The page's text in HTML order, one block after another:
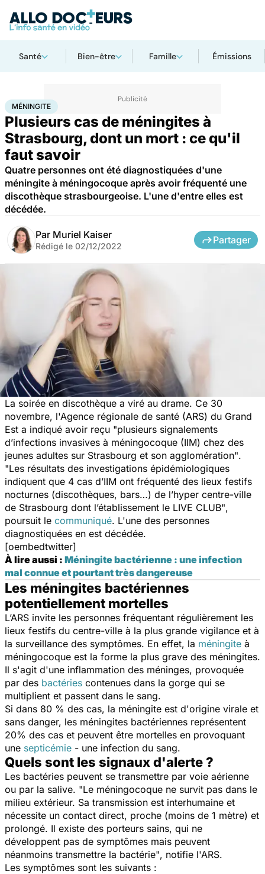
Santé Bien-être Famille Émissions
AccueilSanté Maladies Maladies infectieuses
MÉNINGITE
Plusieurs cas de méningites à
Strasbourg, dont un mort : ce qu'il
faut savoir
Quatre personnes ont été diagnostiquées d'une
méningite à méningocoque après avoir fréquenté une
discothèque strasbourgeoise. L'une d'entre elles est
décédée.
Par Muriel Kaiser
Rédigé le 02/12/2022
Partager
La soirée en discothèque a viré au drame. Ce 30
novembre, l'Agence régionale de santé (ARS) du Grand
Est a indiqué avoir reçu "plusieurs signalements
d’infections invasives à méningocoque (IIM) chez des
jeunes adultes sur Strasbourg et son agglomération".
"Les résultats des investigations épidémiologiques
indiquent que 4 cas d’IIM ont fréquenté des lieux festifs
nocturnes (discothèques, bars…) de l’hyper centre-ville
de Strasbourg dont l’établissement le LIVE CLUB",
poursuit le communiqué. L'une des personnes
diagnostiquées en est décédée.
[oembedtwitter]
À lire aussi : Méningite bactérienne : une infection
mal connue et pourtant très dangereuse
Les méningites bactériennes
potentiellement mortelles
L’ARS invite les personnes fréquentant régulièrement les
lieux festifs du centre-ville à la plus grande vigilance et à
la surveillance des symptômes. En effet, la méningite à
méningocoque est la forme la plus grave des méningites.
Il s'agit d'une inflammation des méninges, provoquée
par des bactéries contenues dans la gorge qui se
multiplient et passent dans le sang.
Si dans 80 % des cas, la méningite est d'origine virale et
sans danger, les méningites bactériennes représentent
20% des cas et peuvent être mortelles en provoquant
une septicémie - une infection du sang.
Quels sont les signaux d'alerte ?
Les bactéries peuvent se transmettre par voie aérienne
ou par la salive. "Le méningocoque ne survit pas dans le
milieu extérieur. Sa transmission est interhumaine et
nécessite un contact direct, proche (moins de 1 mètre) et
prolongé. Il existe des porteurs sains, qui ne
développent pas de symptômes mais peuvent
néanmoins transmettre la bactérie", notifie l'ARS.
Les symptômes sont les suivants :